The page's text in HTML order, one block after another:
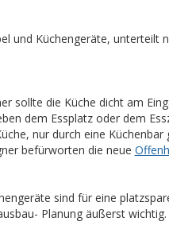
und Küchengeräte, unterteilt
sollte die Küche dicht am
dem Essplatz oder dem
nur durch eine Küchenbar
befürworten die neue
sind für eine
Planung äußerst wichtig.